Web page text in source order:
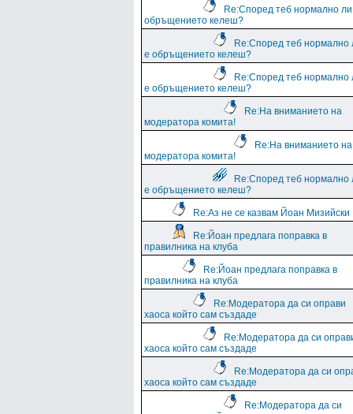
Re:Според теб нормално
обръщението келеш?
Re:Според теб нормално
е обръщението келеш?
Re:Според теб нормално
е обръщението келеш?
Re:На вниманието на
модератора комита!
Re:На вниманието на
модератора комита!
Re:Според теб нормално
е обръщението келеш?
Re:Аз не се казвам Йоан Мизийски
Re:Йоан предлага поправка в
правилника на клуба
Re:Йоан предлага поправка в
правилника на клуба
Re:Модератора да си оправи
хаоса който сам създаде
Re:Модератора да си
хаоса който сам създаде
Re:Модератора да си
хаоса който сам създаде
Re:Модератора да си